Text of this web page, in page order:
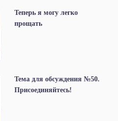
Теперь я могу легко
прощать
Тема для обсуждения №50.
Присоединяйтесь!